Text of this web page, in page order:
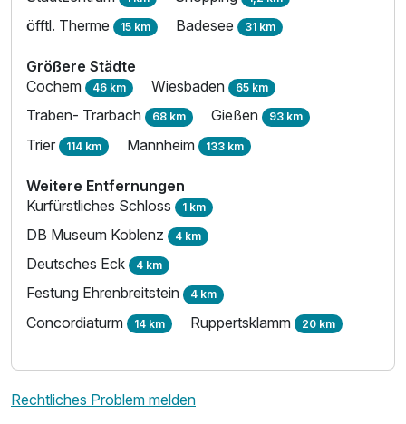
öfftl. Therme 15 km Badesee 31 km
Größere Städte
Cochem 46 km Wiesbaden 65 km
Traben- Trarbach 68 km Gießen 93 km
Trier 114 km Mannheim 133 km
Weitere Entfernungen
Kurfürstliches Schloss 1 km
DB Museum Koblenz 4 km
Deutsches Eck 4 km
Festung Ehrenbreitstein 4 km
Concordiaturm 14 km Ruppertsklamm 20 km
Rechtliches Problem melden